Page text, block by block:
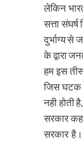
लेकिन
सत्ता
दुर्भाग्य से
के द्वारा
हम इस
जिस घटक
नही होती
सरकार
सरकार